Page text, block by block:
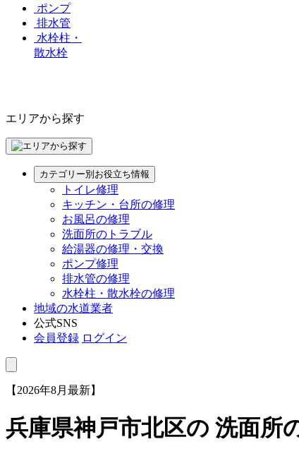
ポンプ
排水管
水栓柱・
散水栓
エリアから探す
カテゴリー別お役立ち情報
トイレ修理
キッチン・台所の修理
お風呂の修理
洗面所のトラブル
給湯器の修理・交換
ポンプ修理
排水管の修理
水栓柱・散水栓の修理
地域の水道業者
公式SNS
会員登録 ログイン
【2026年8月最新】
兵庫県神戸市北区の 洗面所